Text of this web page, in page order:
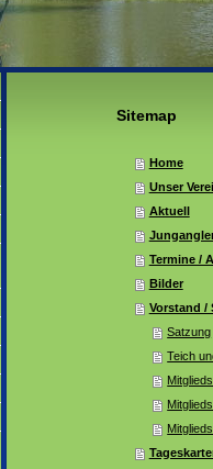
Sitemap
Home
Unser
Aktuell
Termine /
Bilder
Vorstand /
Satzung
Teich